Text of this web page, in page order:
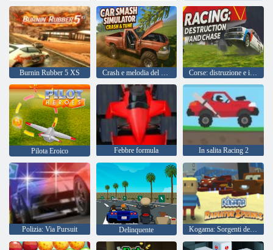
Burnin Rubber 5 XS
Pilota Eroico Febbre formula In salita Racing 2
Polizia: Via Pursuit Delinquente Kogama: Sorgenti del radiatore